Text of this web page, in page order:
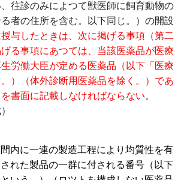
往診のみによつて獣医師に飼育動物の
者の住所を含む。以下同じ。）の開設
与したときは、次に掲げる事項（第二
る事項にあつては、当該医薬品が医療
労働大臣が定める医薬品（以下「医療
）（体外診断用医薬品を除く。）であ
書面に記載しなければならない。
内に一連の製造工程により均質性を有
れた製品の一群に付される番号（以下